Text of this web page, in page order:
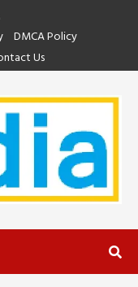
DMCA Policy
Us